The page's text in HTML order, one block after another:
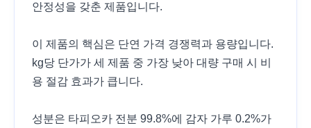
안정성을 갖춘 제품입니다.
이 제품의 핵심은 단연 가격 경쟁력과 용량입니다.
kg당 단가가 세 제품 중 가장 낮아 대량 구매 시 비
용 절감 효과가 큽니다.
성분은 타피오카 전분 99.8%에 감자 가루 0.2%가